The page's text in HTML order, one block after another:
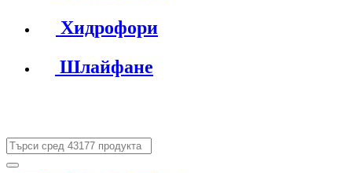
Хидрофори
Шлайфане